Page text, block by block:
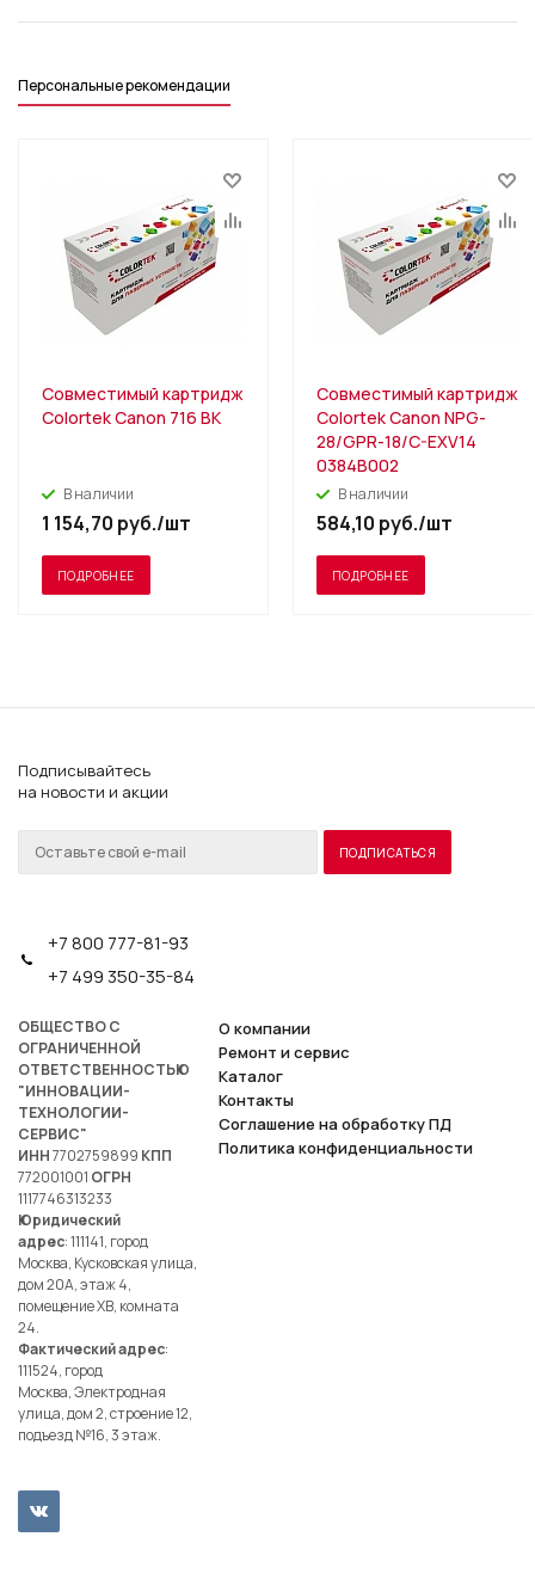
Персональные рекомендации
Совместимый картридж
Colortek Canon 716 BK
В наличии
1 154,70 руб./шт
ПОДРОБНЕЕ
Совместимый картридж
Colortek Canon NPG-
28/GPR-18/C-EXV14
0384B002
В наличии
584,10 руб./шт
ПОДРОБНЕЕ
Подписывайтесь
на новости и акции
+7 800 777-81-93
+7 499 350-35-84
ОБЩЕСТВО С
ОГРАНИЧЕННОЙ
ОТВЕТСТВЕННОСТЬЮ
"ИННОВАЦИИ-
ТЕХНОЛОГИИ-
СЕРВИС"
ИНН7702759899 КПП
772001001 ОГРН
1117746313233
Юридический
адрес: 111141, город
Москва, Кусковская улица,
дом 20А, этаж 4,
помещение ХВ, комната
24.
Фактический адрес:
111524, город
Москва, Электродная
улица, дом 2, строение 12,
подъезд №16, 3 этаж.
О компании
Ремонт и сервис
Каталог
Контакты
Соглашение на обработку ПД
Политика конфиденциальности